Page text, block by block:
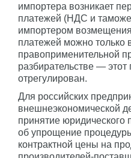
импортера возникает
платежей (НДС и
импортером
платежей можно только
правоприменительной
разбирательстве —
отрегулирован.
Для российских
внешнеэкономической
принятие юридического
об упрощение
контрактной цены на